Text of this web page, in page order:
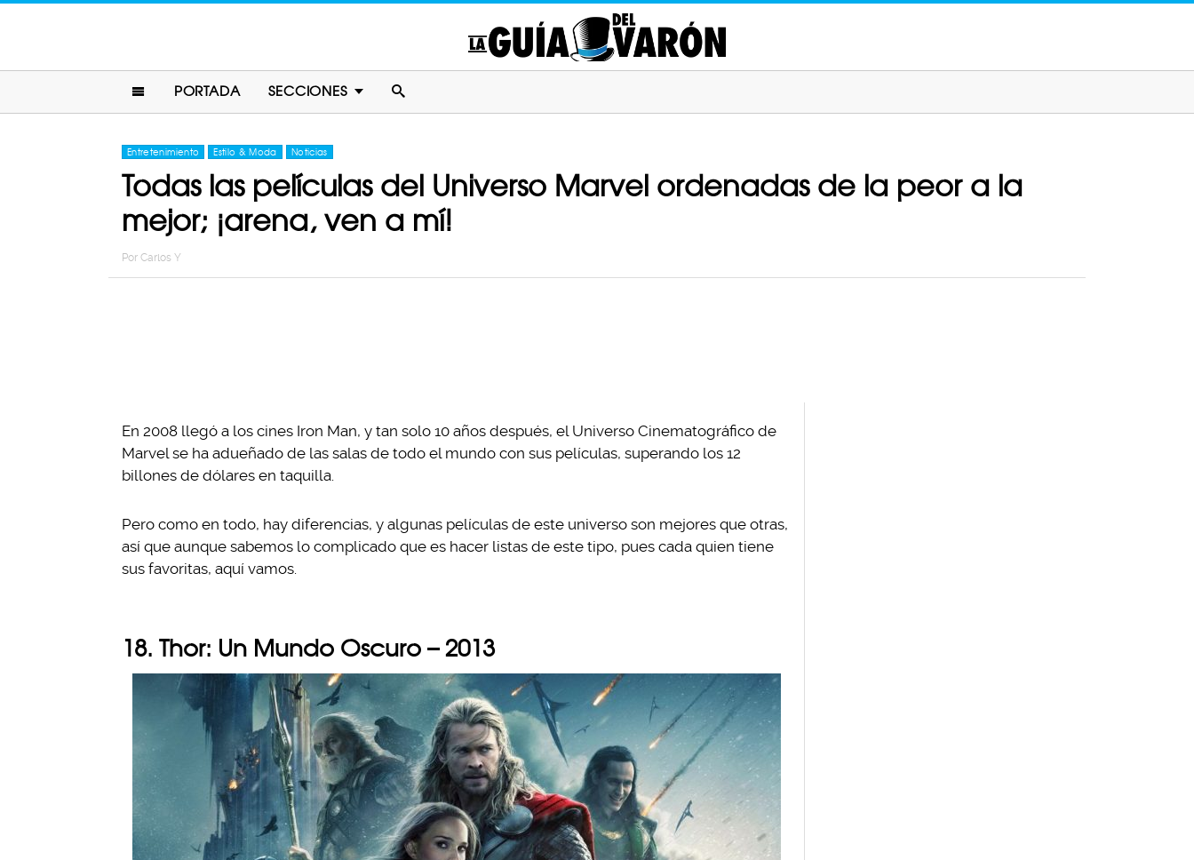
PORTADA SECCIONES
Entretenimiento Estilo & Moda Noticias
Todas las películas del Universo Marvel ordenadas de la peor a la
mejor; ¡arena, ven a mí!
Por Carlos Y
En 2008 llegó a los cines Iron Man, y tan solo 10 años después, el Universo Cinematográfico de
Marvel se ha adueñado de las salas de todo el mundo con sus películas, superando los 12
billones de dólares en taquilla.
Pero como en todo, hay diferencias, y algunas películas de este universo son mejores que otras,
así que aunque sabemos lo complicado que es hacer listas de este tipo, pues cada quien tiene
sus favoritas, aquí vamos.
18. Thor: Un Mundo Oscuro – 2013